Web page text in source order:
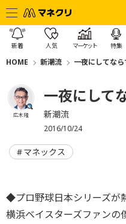
新着 人気 マーケット 特集
HOME 新潮流 一夜にしてなら
広木 隆
一夜にして
新潮流
2016/10/24
マネックス
◆プロ野球日本シリーズが
横浜ベイスターズファンの